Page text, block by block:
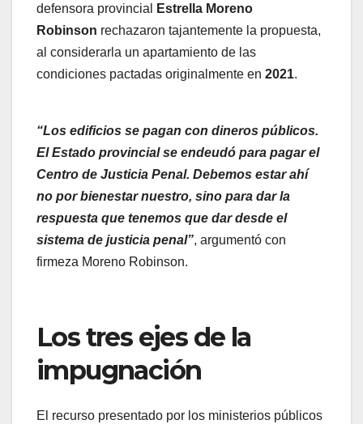
defensora provincial
Estrella Moreno
Robinson rechazaron tajantemente la propuesta,
al considerarla un apartamiento de las
condiciones pactadas originalmente en 2021.
“Los edificios se pagan con dineros públicos.
El Estado provincial se endeudó para pagar el
Centro de Justicia Penal. Debemos estar ahí
no por bienestar nuestro, sino para dar la
respuesta que tenemos que dar desde el
sistema de justicia penal”, argumentó con
firmeza Moreno Robinson.
Los tres ejes de la
impugnación
El recurso presentado por los ministerios públicos